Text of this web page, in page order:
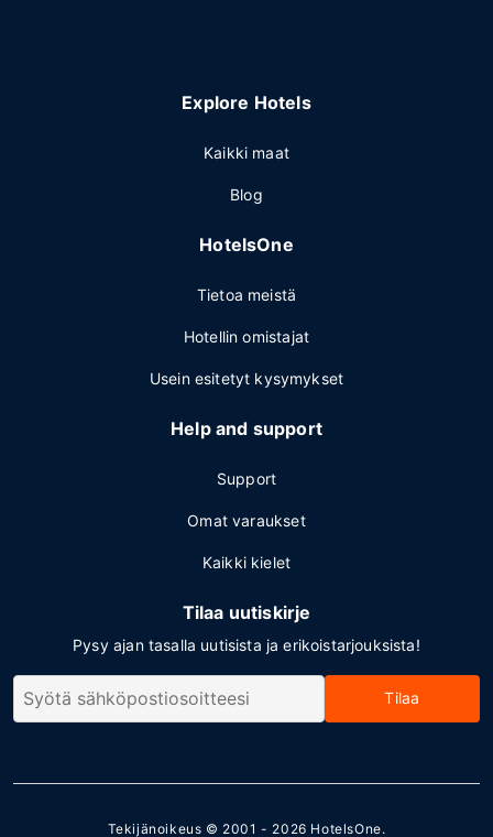
Explore Hotels
Kaikki maat
Blog
HotelsOne
Tietoa meistä
Hotellin omistajat
Usein esitetyt kysymykset
Help and support
Support
Omat varaukset
Kaikki kielet
Tilaa uutiskirje
Pysy ajan tasalla uutisista ja erikoistarjouksista!
Tilaa
Tekijänoikeus © 2001 - 2026 HotelsOne.